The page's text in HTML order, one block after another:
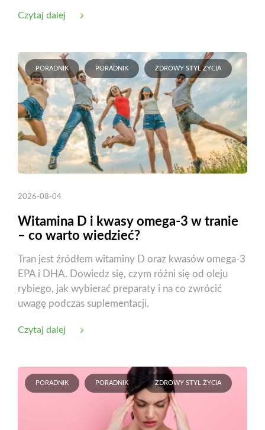
Czytaj dalej
PORADNIK PORADNIK ZDROWY STYL ŻYCIA
2026-08-04
Witamina D i kwasy omega-3 w tranie
– co warto wiedzieć?
Tran jest źródłem witaminy D oraz kwasów omega-3
EPA i DHA. Dowiedz się, czym różni się od oleju
rybiego, jak wybierać preparaty i na co zwrócić
uwagę podczas suplementacji.
Czytaj dalej
PORADNIK PORADNIK ZDROWY STYL ŻYCIA